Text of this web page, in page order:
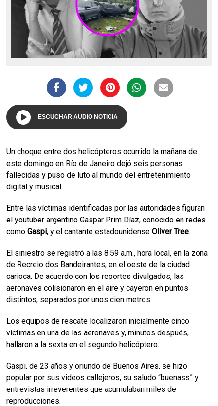
ESCUCHAR AUDIO NOTICIA
Un choque entre dos helicópteros ocurrido la mañana de
este domingo en Río de Janeiro dejó seis personas
fallecidas y puso de luto al mundo del entretenimiento
digital y musical.
Entre las víctimas identificadas por las autoridades figuran
el youtuber argentino Gaspar Prim Díaz, conocido en redes
comoGaspi, y el cantante estadounidense Oliver Tree.
El siniestro se registró a las 8:59 a.m., hora local, en la zona
de Recreio dos Bandeirantes, en el oeste de la ciudad
carioca. De acuerdo con los reportes divulgados, las
aeronaves colisionaron en el aire y cayeron en puntos
distintos, separados por unos cien metros.
Los equipos de rescate localizaron inicialmente cinco
víctimas en una de las aeronaves y, minutos después,
hallaron a la sexta en el segundo helicóptero.
Gaspi, de 23 años y oriundo de Buenos Aires, se hizo
popular por sus videos callejeros, su saludo “buenass” y
entrevistas irreverentes que acumulaban miles de
reproducciones.